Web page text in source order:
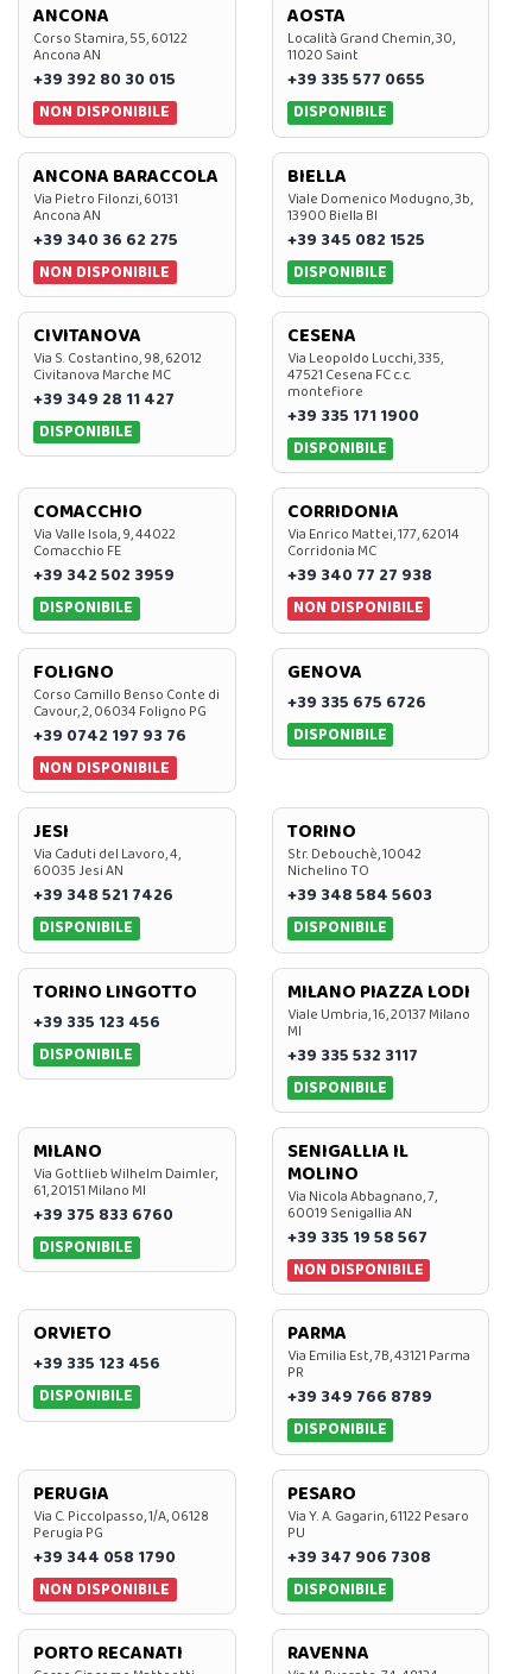
ANCONA
Corso Stamira, 55, 60122
Ancona AN
+39 392 80 30 015
NON DISPONIBILE
AOSTA
Località Grand Chemin, 30,
11020 Saint
+39 335 577 0655
DISPONIBILE
ANCONA BARACCOLA
Via Pietro Filonzi, 60131
Ancona AN
+39 340 36 62 275
NON DISPONIBILE
BIELLA
Viale Domenico Modugno, 3b,
13900 Biella BI
+39 345 082 1525
DISPONIBILE
CIVITANOVA
Via S. Costantino, 98, 62012
Civitanova Marche MC
+39 349 28 11 427
DISPONIBILE
CESENA
Via Leopoldo Lucchi, 335,
47521 Cesena FC c.c.
montefiore
+39 335 171 1900
DISPONIBILE
COMACCHIO
Via Valle Isola, 9, 44022
Comacchio FE
+39 342 502 3959
DISPONIBILE
CORRIDONIA
Via Enrico Mattei, 177, 62014
Corridonia MC
+39 340 77 27 938
NON DISPONIBILE
FOLIGNO
Corso Camillo Benso Conte di
Cavour, 2, 06034 Foligno PG
+39 0742 197 93 76
NON DISPONIBILE
GENOVA
+39 335 675 6726
DISPONIBILE
JESI
Via Caduti del Lavoro, 4,
60035 Jesi AN
+39 348 521 7426
DISPONIBILE
TORINO
Str. Debouchè, 10042
Nichelino TO
+39 348 584 5603
DISPONIBILE
TORINO LINGOTTO
+39 335 123 456
DISPONIBILE
MILANO PIAZZA LODI
Viale Umbria, 16, 20137 Milano
MI
+39 335 532 3117
DISPONIBILE
MILANO
Via Gottlieb Wilhelm Daimler,
61, 20151 Milano MI
+39 375 833 6760
DISPONIBILE
SENIGALLIA IL
MOLINO
Via Nicola Abbagnano, 7,
60019 Senigallia AN
+39 335 19 58 567
NON DISPONIBILE
ORVIETO
+39 335 123 456
DISPONIBILE
PARMA
Via Emilia Est, 7B, 43121 Parma
PR
+39 349 766 8789
DISPONIBILE
PERUGIA
Via C. Piccolpasso, 1/A, 06128
Perugia PG
+39 344 058 1790
NON DISPONIBILE
PESARO
Via Y. A. Gagarin, 61122 Pesaro
PU
+39 347 906 7308
DISPONIBILE
PORTO RECANATI RAVENNA